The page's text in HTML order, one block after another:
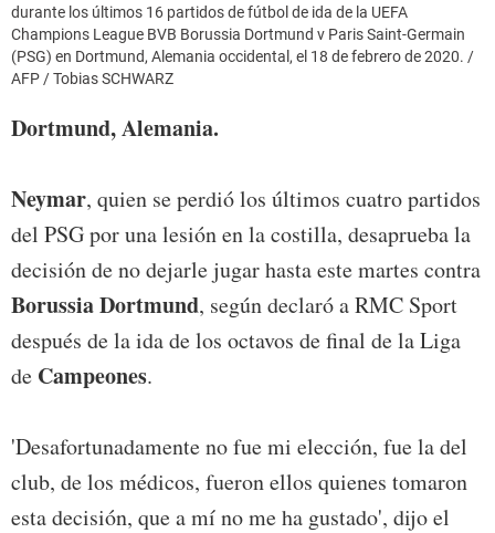
durante los últimos 16 partidos de fútbol de ida de la UEFA
Champions League BVB Borussia Dortmund v Paris Saint-Germain
(PSG) en Dortmund, Alemania occidental, el 18 de febrero de 2020. /
AFP / Tobias SCHWARZ
Dortmund, Alemania.
Neymar, quien se perdió los últimos cuatro partidos
del PSG por una lesión en la costilla, desaprueba la
decisión de no dejarle jugar hasta este martes contra
Borussia Dortmund, según declaró a RMC Sport
después de la ida de los octavos de final de la Liga
de Campeones.
'Desafortunadamente no fue mi elección, fue la del
club, de los médicos, fueron ellos quienes tomaron
esta decisión, que a mí no me ha gustado', dijo el